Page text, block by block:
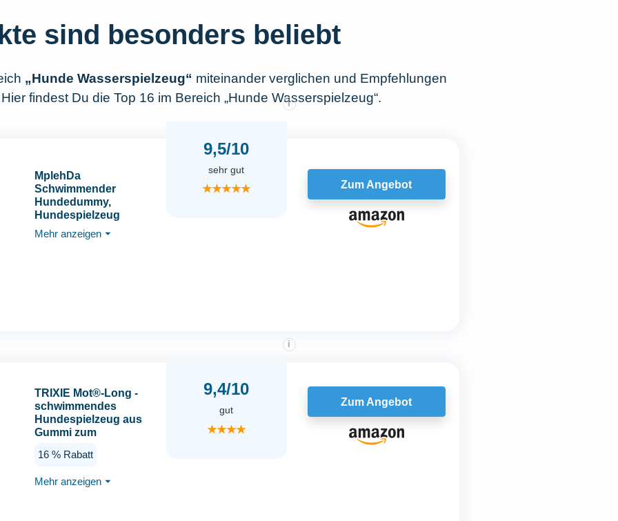
sind besonders beliebt
„Hunde Wasserspielzeug“ miteinander verglichen und Empfehlungen
findest Du die Top 16 im Bereich „Hunde Wasserspielzeug“.
MplehDa
Schwimmender
Hundedummy,
Hundespielzeug
Wasserspielzeug Hund
für Wurf- und
Mehr anzeigen ⏷
9,5/10
i
sehr gut
★★★★★ Zum Angebot
TRIXIE Mot®-Long -
schwimmendes
Hundespielzeug aus
Gummi zum
cm lime,
für Hunde zum Werfen
16 % Rabatt
Mehr anzeigen ⏷
9,4/10
i
gut
★★★★
Zum Angebot